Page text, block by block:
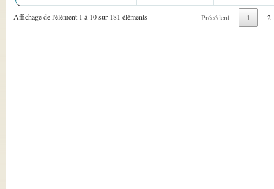
Affichage de l'élément 1 à 10 sur 181 éléments Précédent 1 2